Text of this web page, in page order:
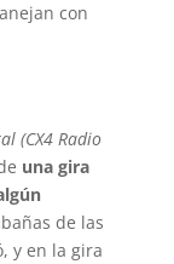
con
(CX4 Radio
una gira
de las
y en la gira